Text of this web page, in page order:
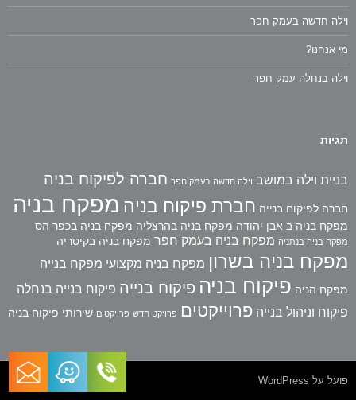
וילה חדשה בעמק חפר
מי אנחנו?
וילה בנחלה עמק חפר
תגיות
בניית וילה במושב וילה חדשה בעמק חפר חברה לפיקוח בניה
חברה לפיקוח בנייה חברת פיקוח בניה מפקח בניה
מפקח בניה ב אבן יהודה מפקח בניה בהרצליה מפקח בניה בכפר הס
מפקח בניה בנתניה מפקח בניה בעמק חפר מפקח בניה בקיסריה
מפקח בניה בשרון מפקח בניה מקצועי מפקח בנייה
מפקח הניה פיקוח בניה פיקוח בנייה פיקוח בנייה בנחלה
פיקוח וניהול בנייה פרוייקטים פרויקט חדש פרויקטים שירותי פיקוח בניה
פועל על WordPress